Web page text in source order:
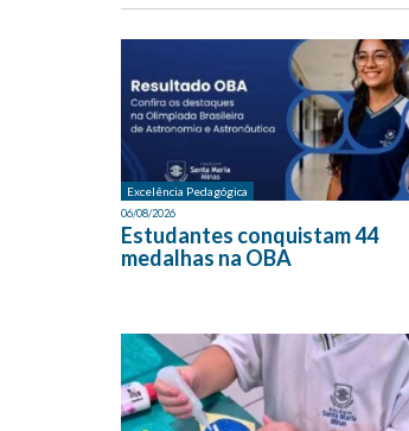
Excelência Pedagógica
06/08/2026
Estudantes conquistam 44
medalhas na OBA